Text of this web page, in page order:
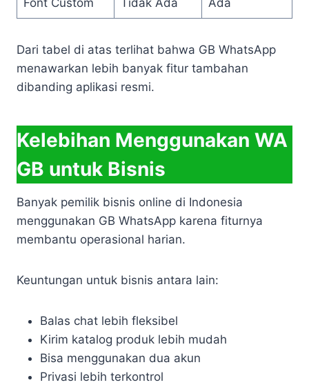
Dari tabel di atas terlihat bahwa GB WhatsApp
menawarkan lebih banyak fitur tambahan
dibanding aplikasi resmi.
Kelebihan Menggunakan WA
GB untuk Bisnis
Banyak pemilik bisnis online di Indonesia
menggunakan GB WhatsApp karena fiturnya
membantu operasional harian.
Keuntungan untuk bisnis antara lain:
Balas chat lebih fleksibel
Kirim katalog produk lebih mudah
Bisa menggunakan dua akun
Privasi lebih terkontrol